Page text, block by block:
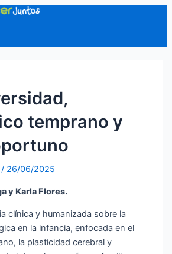
temprano y
/ 26/06/2025
y Karla Flores.
clínica y humanizada sobre la
en la infancia, enfocada en el
la plasticidad cerebral y